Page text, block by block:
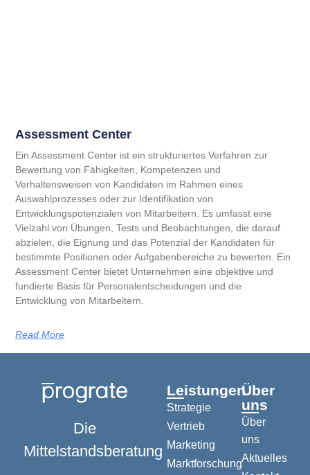
Assessment Center
Ein Assessment Center ist ein strukturiertes Verfahren zur
Bewertung von Fähigkeiten, Kompetenzen und
Verhaltensweisen von Kandidaten im Rahmen eines
Auswahlprozesses oder zur Identifikation von
Entwicklungspotenzialen von Mitarbeitern. Es umfasst eine
Vielzahl von Übungen, Tests und Beobachtungen, die darauf
abzielen, die Eignung und das Potenzial der Kandidaten für
bestimmte Positionen oder Aufgabenbereiche zu bewerten. Ein
Assessment Center bietet Unternehmen eine objektive und
fundierte Basis für Personalentscheidungen und die
Entwicklung von Mitarbeitern.
Read More
Die
Mittelstandsberatung
Leistungen
Strategie
Vertrieb
Marketing
Marktforschung
Über
uns
Über
uns
Aktuelles